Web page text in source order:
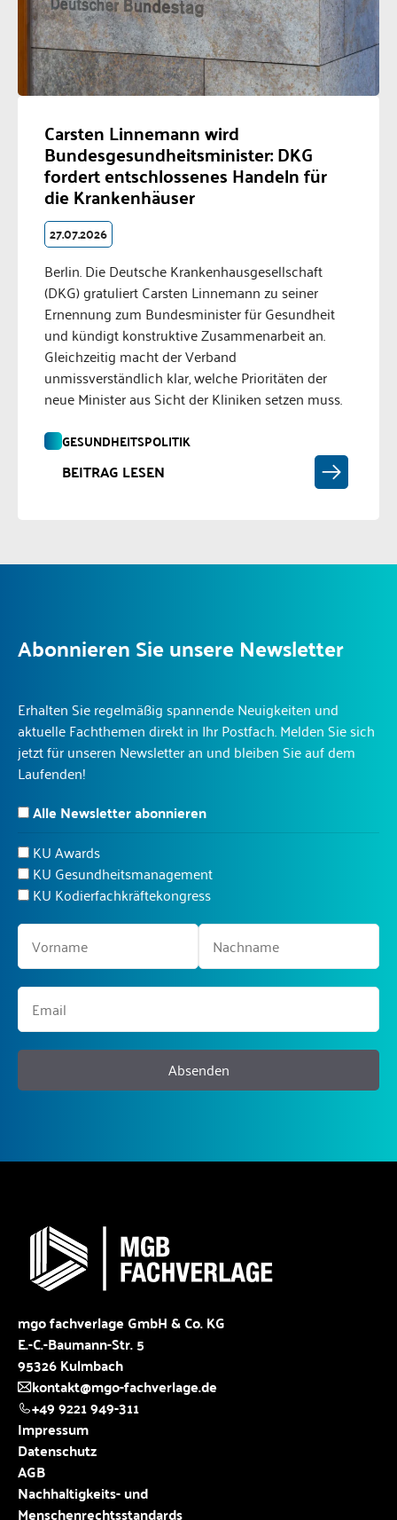
Carsten Linnemann wird
Bundesgesundheitsminister: DKG
fordert entschlossenes Handeln für
die Krankenhäuser
27.07.2026
Berlin. Die Deutsche Krankenhausgesellschaft
(DKG) gratuliert Carsten Linnemann zu seiner
Ernennung zum Bundesminister für Gesundheit
und kündigt konstruktive Zusammenarbeit an.
Gleichzeitig macht der Verband
unmissverständlich klar, welche Prioritäten der
neue Minister aus Sicht der Kliniken setzen muss.
GESUNDHEITSPOLITIK
BEITRAG LESEN
Abonnieren Sie unsere Newsletter
Erhalten Sie regelmäßig spannende Neuigkeiten und
aktuelle Fachthemen direkt in Ihr Postfach. Melden Sie sich
jetzt für unseren Newsletter an und bleiben Sie auf dem
Laufenden!
Alle Newsletter abonnieren
KU Awards
KU Gesundheitsmanagement
KU Kodierfachkräftekongress
Absenden
mgo fachverlage GmbH & Co. KG
E.-C.-Baumann-Str. 5
95326 Kulmbach
kontakt@mgo-fachverlage.de
+49 9221 949-311
Impressum
Datenschutz
AGB
Nachhaltigkeits- und
Menschenrechtsstandards